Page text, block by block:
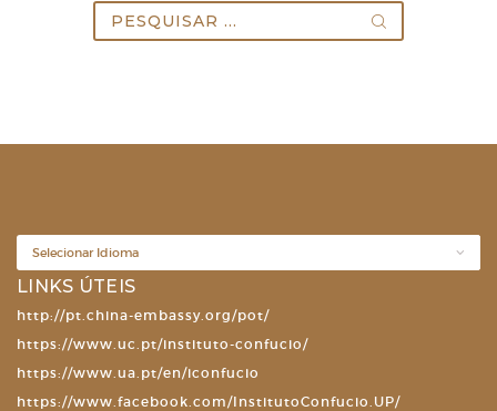
por:
LINKS ÚTEIS
http://pt.china-embassy.org/pot/
https://www.uc.pt/instituto-confucio/
https://www.ua.pt/en/iconfucio
https://www.facebook.com/InstitutoConfucio.UP/